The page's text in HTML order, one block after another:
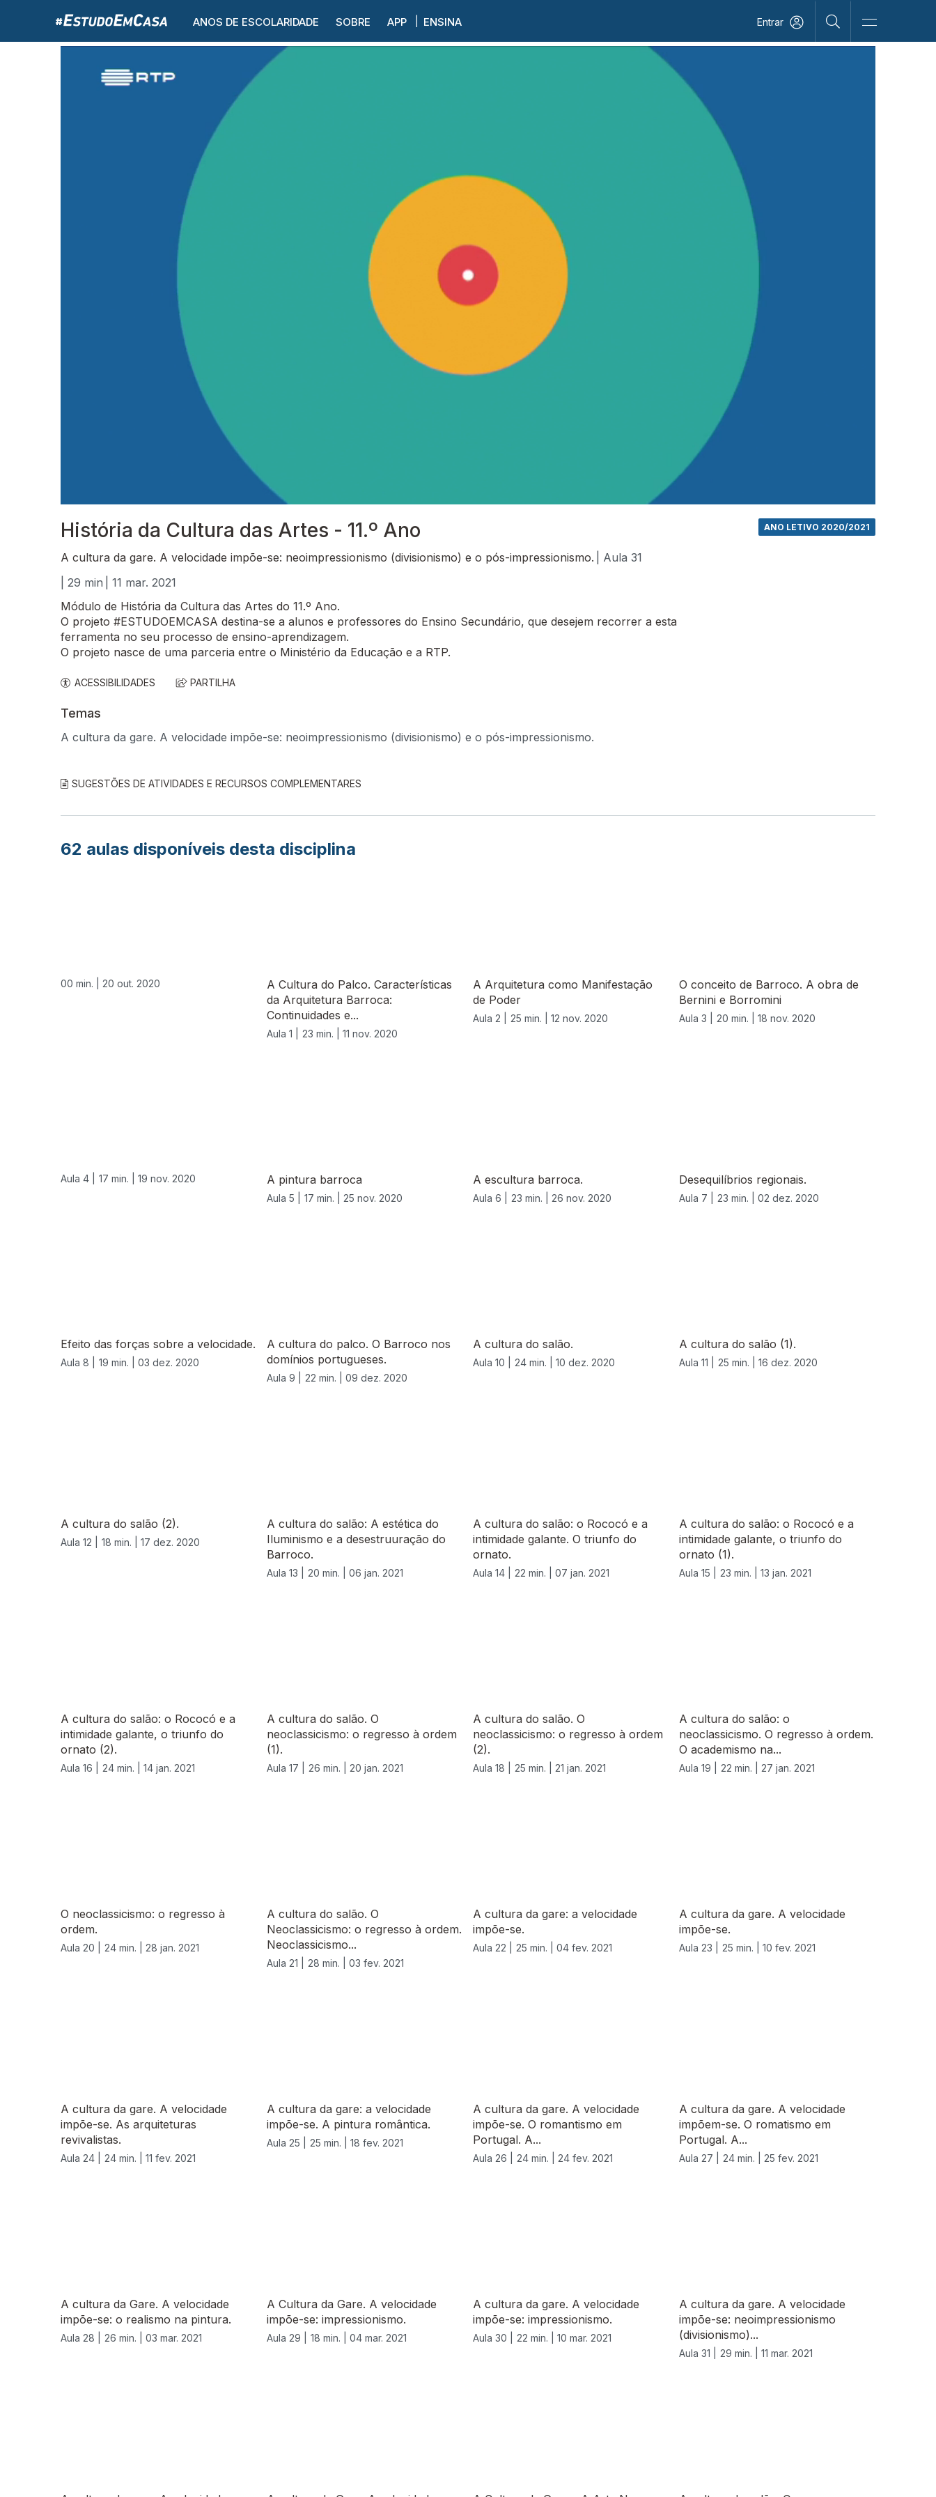
ANOS DE ESCOLARIDADE SOBRE APP ENSINA Entrar
História da Cultura das Artes - 11.º Ano
A cultura da gare. A velocidade impõe-se: neoimpressionismo (divisionismo) e o pós-impressionismo.
| Aula 31
| 29 min
| 11 mar. 2021
ANO LETIVO 2020/2021
Módulo de História da Cultura das Artes do 11.º Ano.
O projeto #ESTUDOEMCASA destina-se a alunos e professores do Ensino Secundário, que desejem recorrer a esta
ferramenta no seu processo de ensino-aprendizagem.
O projeto nasce de uma parceria entre o Ministério da Educação e a RTP.
ACESSIBILIDADES PARTILHA
Temas
A cultura da gare. A velocidade impõe-se: neoimpressionismo (divisionismo) e o pós-impressionismo.
SUGESTÕES DE ATIVIDADES E RECURSOS COMPLEMENTARES
62 aulas disponíveis desta disciplina
00 min. | 20 out. 2020
A Cultura do Palco. Características
da Arquitetura Barroca:
Continuidades e...
Aula 1 | 23 min. | 11 nov. 2020
A Arquitetura como Manifestação
de Poder
Aula 2 | 25 min. | 12 nov. 2020
O conceito de Barroco. A obra de
Bernini e Borromini
Aula 3 | 20 min. | 18 nov. 2020
Aula 4 | 17 min. | 19 nov. 2020 A pintura barroca
Aula 5 | 17 min. | 25 nov. 2020
A escultura barroca.
Aula 6 | 23 min. | 26 nov. 2020
Desequilíbrios regionais.
Aula 7 | 23 min. | 02 dez. 2020
Efeito das forças sobre a velocidade.
Aula 8 | 19 min. | 03 dez. 2020
A cultura do palco. O Barroco nos
domínios portugueses.
Aula 9 | 22 min. | 09 dez. 2020
A cultura do salão.
Aula 10 | 24 min. | 10 dez. 2020
A cultura do salão (1).
Aula 11 | 25 min. | 16 dez. 2020
A cultura do salão (2).
Aula 12 | 18 min. | 17 dez. 2020
A cultura do salão: A estética do
Iluminismo e a desestruuração do
Barroco.
Aula 13 | 20 min. | 06 jan. 2021
A cultura do salão: o Rococó e a
intimidade galante. O triunfo do
ornato.
Aula 14 | 22 min. | 07 jan. 2021
A cultura do salão: o Rococó e a
intimidade galante, o triunfo do
ornato (1).
Aula 15 | 23 min. | 13 jan. 2021
A cultura do salão: o Rococó e a
intimidade galante, o triunfo do
ornato (2).
Aula 16 | 24 min. | 14 jan. 2021
A cultura do salão. O
neoclassicismo: o regresso à ordem
(1).
Aula 17 | 26 min. | 20 jan. 2021
A cultura do salão. O
neoclassicismo: o regresso à ordem
(2).
Aula 18 | 25 min. | 21 jan. 2021
A cultura do salão: o
neoclassicismo. O regresso à ordem.
O academismo na...
Aula 19 | 22 min. | 27 jan. 2021
O neoclassicismo: o regresso à
ordem.
Aula 20 | 24 min. | 28 jan. 2021
A cultura do salão. O
Neoclassicismo: o regresso à ordem.
Neoclassicismo...
Aula 21 | 28 min. | 03 fev. 2021
A cultura da gare: a velocidade
impõe-se.
Aula 22 | 25 min. | 04 fev. 2021
A cultura da gare. A velocidade
impõe-se.
Aula 23 | 25 min. | 10 fev. 2021
A cultura da gare. A velocidade
impõe-se. As arquiteturas
revivalistas.
Aula 24 | 24 min. | 11 fev. 2021
A cultura da gare: a velocidade
impõe-se. A pintura romântica.
Aula 25 | 25 min. | 18 fev. 2021
A cultura da gare. A velocidade
impõe-se. O romantismo em
Portugal. A...
Aula 26 | 24 min. | 24 fev. 2021
A cultura da gare. A velocidade
impõem-se. O romatismo em
Portugal. A...
Aula 27 | 24 min. | 25 fev. 2021
A cultura da Gare. A velocidade
impõe-se: o realismo na pintura.
Aula 28 | 26 min. | 03 mar. 2021
A Cultura da Gare. A velocidade
impõe-se: impressionismo.
Aula 29 | 18 min. | 04 mar. 2021
A cultura da gare. A velocidade
impõe-se: impressionismo.
Aula 30 | 22 min. | 10 mar. 2021
A cultura da gare. A velocidade
impõe-se: neoimpressionismo
(divisionismo)...
Aula 31 | 29 min. | 11 mar. 2021